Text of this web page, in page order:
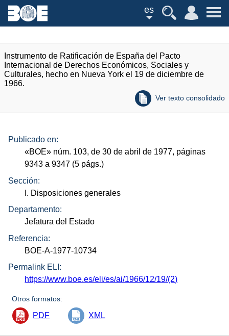
es
Instrumento de Ratificación de España del Pacto
Internacional de Derechos Económicos, Sociales y
Culturales, hecho en Nueva York el 19 de diciembre de
1966.
Ver texto consolidado
Publicado en:
«BOE» núm. 103, de 30 de abril de 1977, páginas
9343 a 9347 (5 págs.)
Sección:
I. Disposiciones generales
Departamento:
Jefatura del Estado
Referencia:
BOE-A-1977-10734
Permalink ELI:
https://www.boe.es/eli/es/ai/1966/12/19/(2)
Otros formatos:
PDF XML